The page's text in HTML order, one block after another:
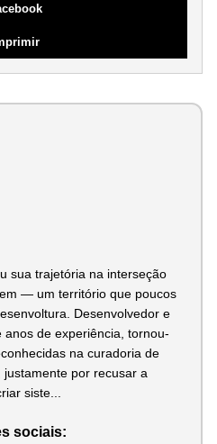
sua trajetória na interseção
— um território que poucos
Desenvolvedor e
de experiência, tornou-
na curadoria de
por recusar a
siste...
sociais: